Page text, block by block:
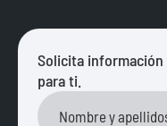
Solicita
para ti.